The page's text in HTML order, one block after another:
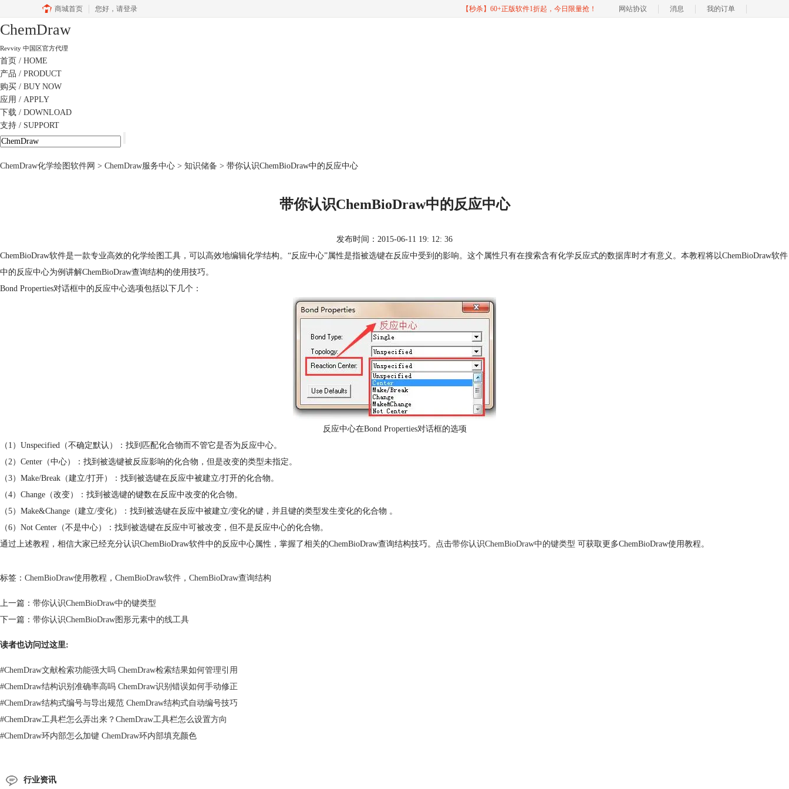
商城首页 您好， 请登录 【秒杀】60+正版软件1折起，今日限量抢！ 网站协议 消息 我的订单
ChemDraw
Revvity 中国区官方代理
首页 / HOME
产品 / PRODUCT
购买 / BUY NOW
应用 / APPLY
下载 / DOWNLOAD
支持 / SUPPORT
ChemDraw化学绘图软件网 > ChemDraw服务中心 > 知识储备 > 带你认识ChemBioDraw中的反应中心
带你认识ChemBioDraw中的反应中心
发布时间：2015-06-11 19: 12: 36
ChemBioDraw软件是一款专业高效的化学绘图工具，可以高效地编辑化学结构。“反应中心”属性是指被选键在反应中受到的影响。这个属性只有在搜索含有化学反应式的数据库时才有意义。本教程将以ChemBioDraw软件
中的反应中心为例讲解ChemBioDraw查询结构的使用技巧。
Bond Properties对话框中的反应中心选项包括以下几个：
反应中心在Bond Properties对话框的选项
（1）Unspecified（不确定默认）：找到匹配化合物而不管它是否为反应中心。
（2）Center（中心）：找到被选键被反应影响的化合物，但是改变的类型未指定。
（3）Make/Break（建立/打开）：找到被选键在反应中被建立/打开的化合物。
（4）Change（改变）：找到被选键的键数在反应中改变的化合物。
（5）Make&Change（建立/变化）：找到被选键在反应中被建立/变化的键，并且键的类型发生变化的化合物 。
（6）Not Center（不是中心）：找到被选键在反应中可被改变，但不是反应中心的化合物。
通过上述教程，相信大家已经充分认识ChemBioDraw软件中的反应中心属性，掌握了相关的ChemBioDraw查询结构技巧。点击带你认识ChemBioDraw中的键类型 可获取更多ChemBioDraw使用教程。
标签： ChemBioDraw使用教程 ， ChemBioDraw软件 ， ChemBioDraw查询结构
上一篇： 带你认识ChemBioDraw中的键类型
下一篇： 带你认识ChemBioDraw图形元素中的线工具
读者也访问过这里:
#ChemDraw文献检索功能强大吗 ChemDraw检索结果如何管理引用
#ChemDraw结构识别准确率高吗 ChemDraw识别错误如何手动修正
#ChemDraw结构式编号与导出规范 ChemDraw结构式自动编号技巧
#ChemDraw工具栏怎么弄出来？ChemDraw工具栏怎么设置方向
#ChemDraw环内部怎么加键 ChemDraw环内部填充颜色
行业资讯